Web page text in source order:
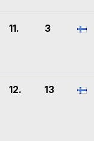
11. 3
12. 13